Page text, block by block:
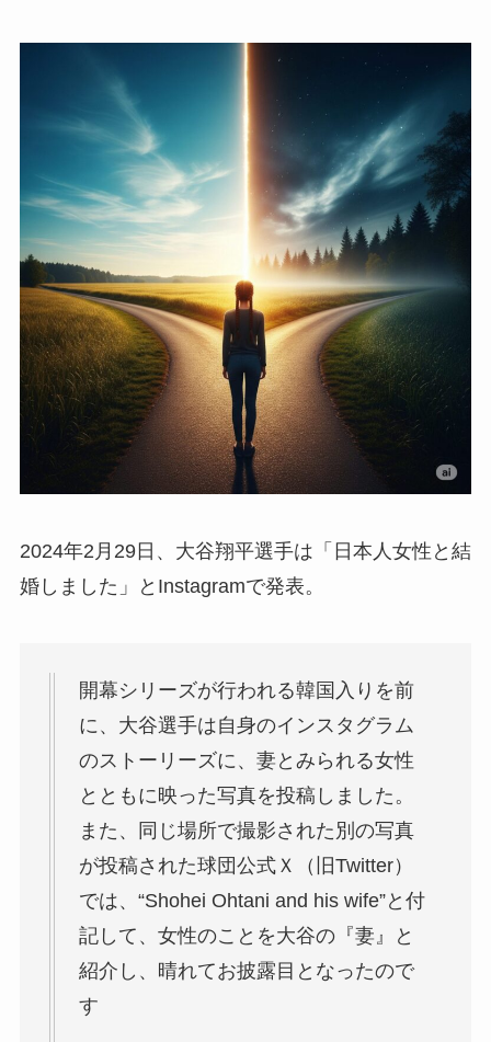
2024年2月29日、大谷翔平選手は「日本人女性と結
婚しました」とInstagramで発表。
開幕シリーズが行われる韓国入りを前
に、大谷選手は自身のインスタグラム
のストーリーズに、妻とみられる女性
とともに映った写真を投稿しました。
また、同じ場所で撮影された別の写真
が投稿された球団公式Ｘ（旧Twitter）
では、“Shohei Ohtani and his wife”と付
記して、女性のことを大谷の『妻』と
紹介し、晴れてお披露目となったので
す